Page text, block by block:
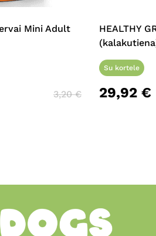
Mini Adult
3,20€
HEALTHY
Su kortele
29,92 €